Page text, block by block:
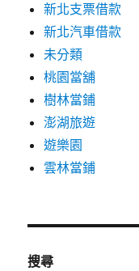
新北支票借款
新北汽車借款
未分類
桃園當舖
樹林當鋪
澎湖旅遊
遊樂園
雲林當鋪
搜尋